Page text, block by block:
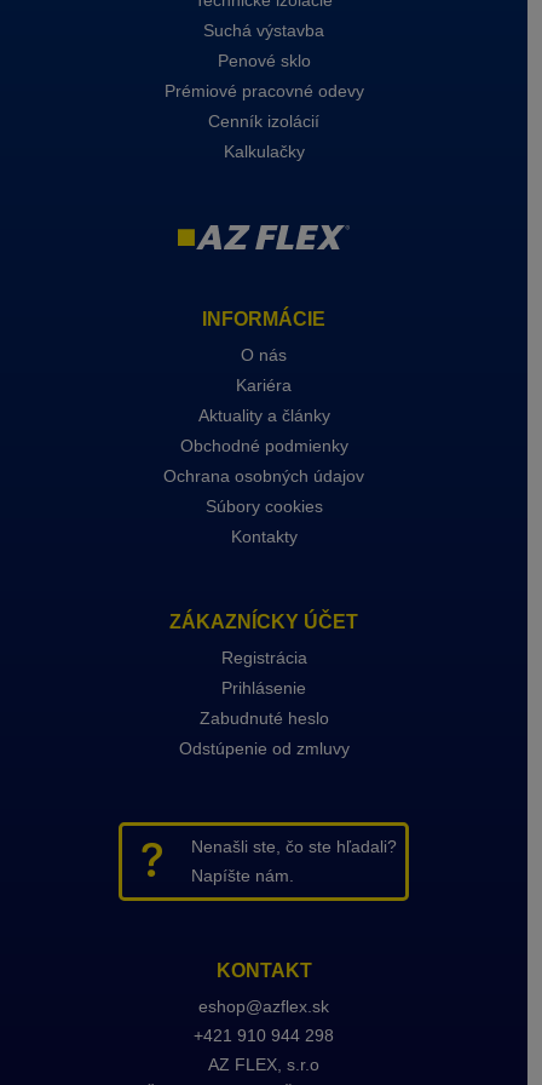
Suchá výstavba
Penové sklo
Prémiové pracovné odevy
Cenník izolácií
Kalkulačky
INFORMÁCIE
O nás
Kariéra
Aktuality a články
Obchodné podmienky
Ochrana osobných údajov
Súbory cookies
Kontakty
ZÁKAZNÍCKY ÚČET
Registrácia
Prihlásenie
Zabudnuté heslo
Odstúpenie od zmluvy
Nenašli ste, čo ste hľadali?
Napíšte nám.
KONTAKT
eshop@azflex.sk
+421 910 944 298
AZ FLEX, s.r.o